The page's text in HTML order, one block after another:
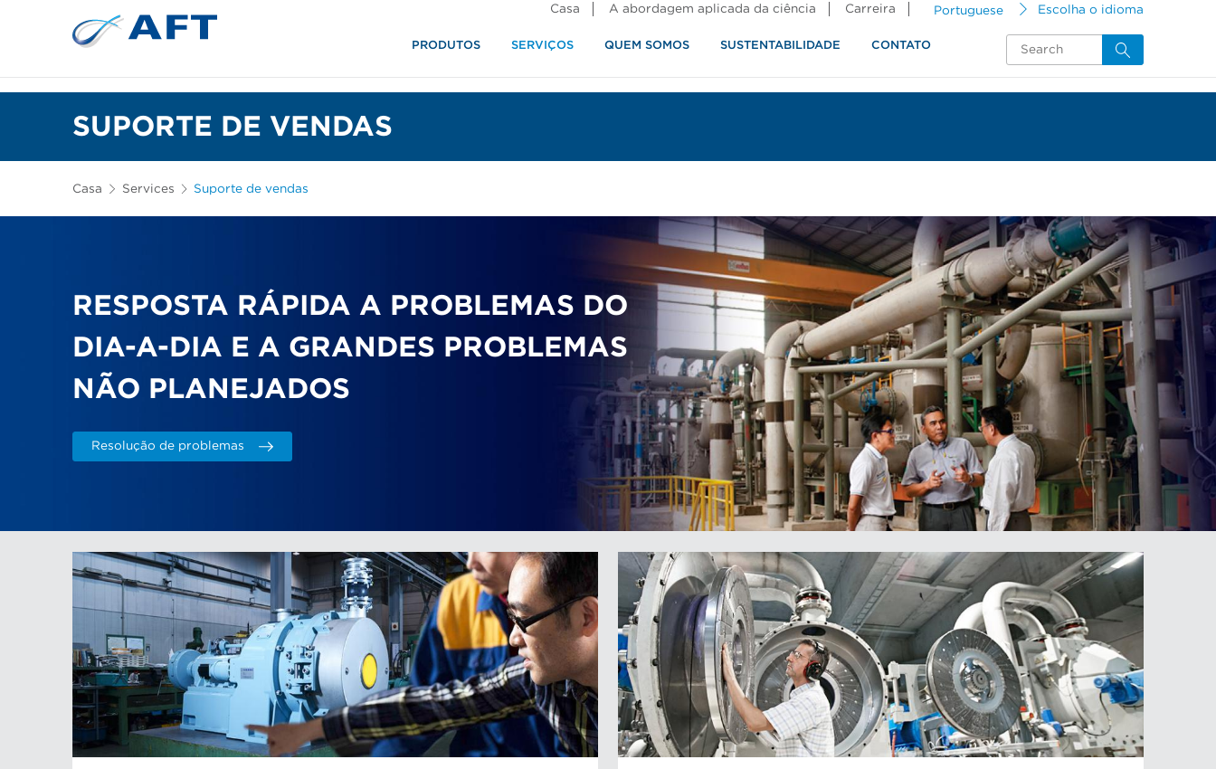
Portuguese Escolha o idioma
Casa A abordagem aplicada da ciência Carreira
PRODUTOS SERVIÇOS QUEM SOMOS SUSTENTABILIDADE CONTATO
SUPORTE DE VENDAS
Casa Services Suporte de vendas
RESPOSTA RÁPIDA A PROBLEMAS DO
DIA-A-DIA E A GRANDES PROBLEMAS
NÃO PLANEJADOS
Resolução de problemas